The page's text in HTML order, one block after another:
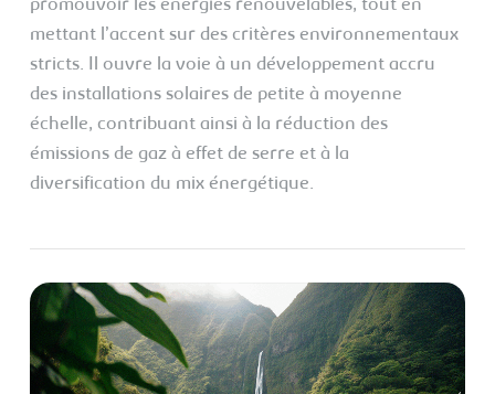
promouvoir les énergies renouvelables, tout en
mettant l’accent sur des critères environnementaux
stricts. Il ouvre la voie à un développement accru
des installations solaires de petite à moyenne
échelle, contribuant ainsi à la réduction des
émissions de gaz à effet de serre et à la
diversification du mix énergétique.